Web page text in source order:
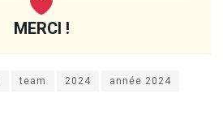
MERCI !
team 2024 année 2024